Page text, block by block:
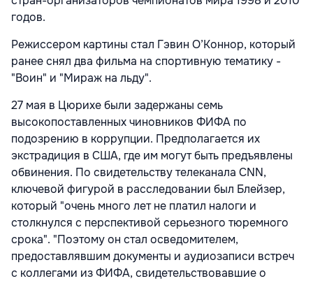
годов.
Режиссером картины стал Гэвин О’Коннор, который
ранее снял два фильма на спортивную тематику -
"Воин" и "Мираж на льду".
27 мая в Цюрихе были задержаны семь
высокопоставленных чиновников ФИФА по
подозрению в коррупции. Предполагается их
экстрадиция в США, где им могут быть предъявлены
обвинения. По свидетельству телеканала CNN,
ключевой фигурой в расследовании был Блейзер,
который "очень много лет не платил налоги и
столкнулся с перспективой серьезного тюремного
срока". "Поэтому он стал осведомителем,
предоставлявшим документы и аудиозаписи встреч
с коллегами из ФИФА, свидетельствовавшие о